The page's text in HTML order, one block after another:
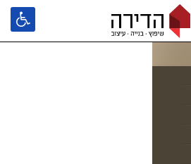
חדרי ילדים ונוער